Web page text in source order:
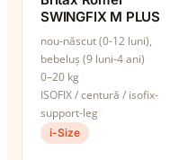
SWINGFIX M PLUS
nou-născut (0-12 luni),
bebeluș (9 luni-4 ani)
0–20 kg
ISOFIX / centură / isofix-
support-leg
i-Size